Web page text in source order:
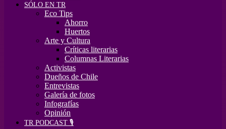
SÓLO EN TR
Eco Tips
Ahorro
Huertos
Arte y Cultura
Críticas literarias
Columnas Literarias
Activistas
Dueños de Chile
Entrevistas
Galería de fotos
Infografías
Opinión
TR PODCAST 🎙️